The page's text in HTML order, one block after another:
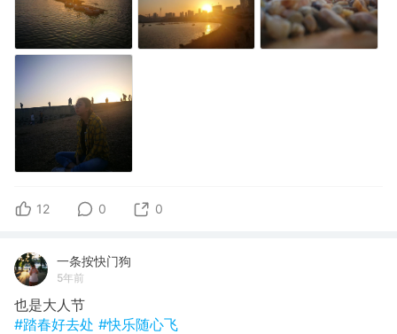
12 0 0
一条按快门狗
5年前
也是大人节
#踏春好去处 #快乐随心飞